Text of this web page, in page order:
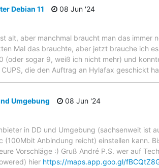
Debian 11
08 Jun '24
alt, aber manchmal braucht man das immer
Mal das brauchte, aber jetzt brauche ich
(oder sogar 9, weiß ich nicht mehr) und
die den Auftrag an Hylafax geschickt
Umgebung
08 Jun '24
in DD und Umgebung (sachsenweit ist
(100Mbit Anbindung reicht) einstellen kann.
Vorschläge :) Gruß André P.S. wer auf
hier https://maps.app.goo.gl/